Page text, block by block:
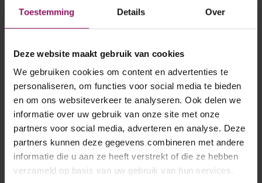
Toestemming Details Over
Deze website maakt gebruik van cookies
We gebruiken cookies om content en advertenties te
personaliseren, om functies voor social media te bieden
en om ons websiteverkeer te analyseren. Ook delen we
informatie over uw gebruik van onze site met onze
partners voor social media, adverteren en analyse. Deze
partners kunnen deze gegevens combineren met andere
informatie die u aan ze heeft verstrekt of die ze hebben
verzameld op basis van uw gebruik van hun services.
Skantrae binnendeur SKS
3265 78x211,5
Skantrae binnendeur SKS 3265
Opdek rechtsdraaiend
A-Grade
€ 140,-